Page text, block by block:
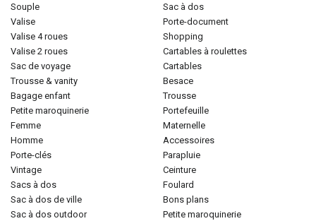
souple
valise
valise 4 roues
valise 2 roues
sac de voyage
trousse & vanity
bagage enfant
petite maroquinerie
femme
homme
porte-clés
vintage
sacs à dos
sac à dos de ville
sac à dos outdoor
sac à dos
porte-document
shopping
cartables à roulettes
cartables
besace
trousse
portefeuille
maternelle
accessoires
parapluie
ceinture
foulard
bons plans
petite maroquinerie